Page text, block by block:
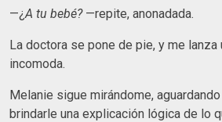
—¿A tu bebé?—repite, anonadada.
La doctora se pone de pie, y me lanza
incomoda.
Melanie sigue mirándome,
brindarle una explicación lógica de lo